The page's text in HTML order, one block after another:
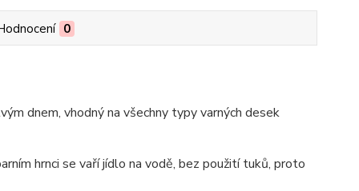
0
dnem, vhodný na všechny typy varných desek
hrnci se vaří jídlo na vodě, bez použití tuků, proto